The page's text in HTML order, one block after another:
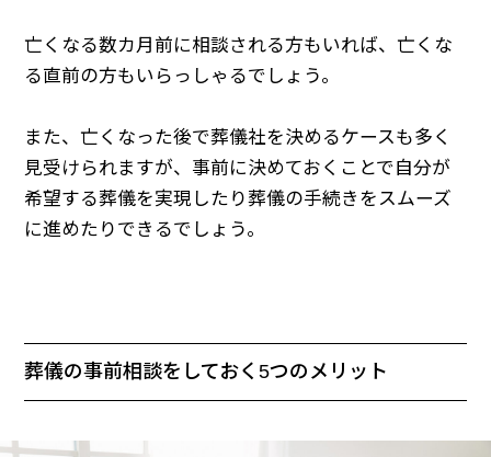
亡くなる数カ月前に相談される方もいれば、亡くな
る直前の方もいらっしゃるでしょう。
また、亡くなった後で葬儀社を決めるケースも多く
見受けられますが、事前に決めておくことで自分が
希望する葬儀を実現したり葬儀の手続きをスムーズ
に進めたりできるでしょう。
葬儀の事前相談をしておく5つのメリット